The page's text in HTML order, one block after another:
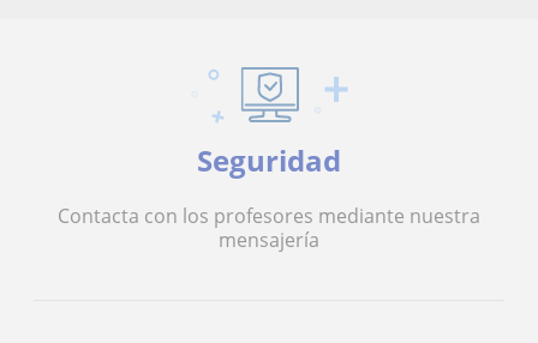
Seguridad
Contacta con los profesores mediante nuestra
mensajería